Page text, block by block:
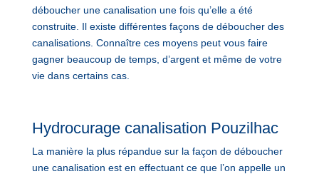
déboucher une canalisation une fois qu’elle a été
construite. Il existe différentes façons de déboucher des
canalisations. Connaître ces moyens peut vous faire
gagner beaucoup de temps, d’argent et même de votre
vie dans certains cas.
Hydrocurage canalisation Pouzilhac
La manière la plus répandue sur la façon de déboucher
une canalisation est en effectuant ce que l’on appelle un